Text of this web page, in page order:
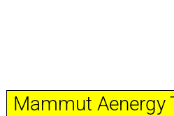
Mammut Aenergy